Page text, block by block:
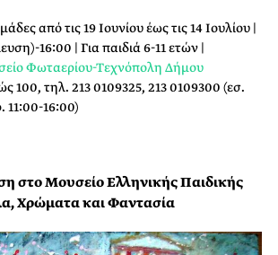
από τις 19 Ιουνίου έως τις 14 Ιουλίου |
16:00 | Για παιδιά 6-11 ετών |
Φωταερίου-Τεχνόπολη Δήμου
100, τηλ. 213 0109325, 213 0109300 (εσ.
11:00-16:00)
στο Μουσείο Ελληνικής Παιδικής
Χρώματα και Φαντασία